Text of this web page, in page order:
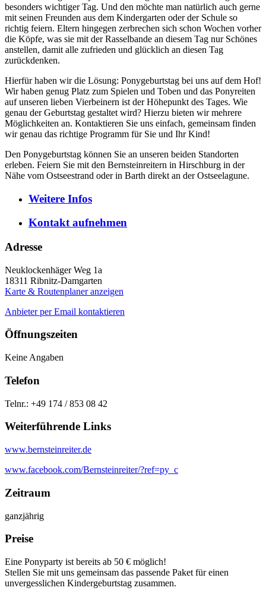
besonders wichtiger Tag. Und den möchte man natürlich auch gerne
mit seinen Freunden aus dem Kindergarten oder der Schule so
richtig feiern. Eltern hingegen zerbrechen sich schon Wochen vorher
die Köpfe, was sie mit der Rasselbande an diesem Tag nur Schönes
anstellen, damit alle zufrieden und glücklich an diesen Tag
zurückdenken.
Hierfür haben wir die Lösung: Ponygeburtstag bei uns auf dem Hof!
Wir haben genug Platz zum Spielen und Toben und das Ponyreiten
auf unseren lieben Vierbeinern ist der Höhepunkt des Tages. Wie
genau der Geburtstag gestaltet wird? Hierzu bieten wir mehrere
Möglichkeiten an. Kontaktieren Sie uns einfach, gemeinsam finden
wir genau das richtige Programm für Sie und Ihr Kind!
Den Ponygeburtstag können Sie an unseren beiden Standorten
erleben. Feiern Sie mit den Bernsteinreitern in Hirschburg in der
Nähe vom Ostseestrand oder in Barth direkt an der Ostseelagune.
Weitere Infos
Kontaktaufnehmen
Adresse
Neuklockenhäger Weg 1a
18311 Ribnitz-Damgarten
Karte & Routenplaner anzeigen
Anbieter per Email kontaktieren
Öffnungszeiten
Keine Angaben
Telefon
Telnr.: +49 174 / 853 08 42
Weiterführende Links
www.bernsteinreiter.de
www.facebook.com/Bernsteinreiter/?ref=py_c
Zeitraum
ganzjährig
Preise
Eine Ponyparty ist bereits ab 50 € möglich!
Stellen Sie mit uns gemeinsam das passende Paket für einen
unvergesslichen Kindergeburtstag zusammen.